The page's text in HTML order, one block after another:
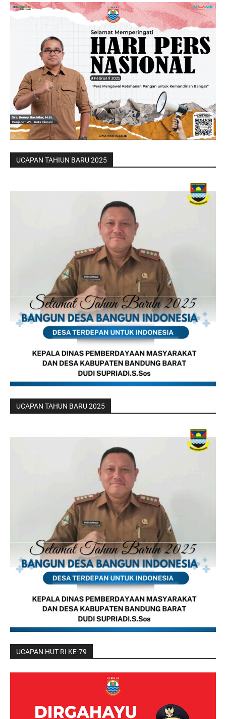
UCAPAN TAHIUN BARU 2025
UCAPAN TAHUN BARU 2025
UCAPAN HUT RI KE-79